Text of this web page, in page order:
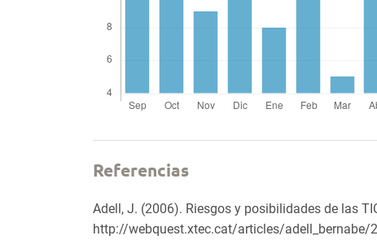
Referencias
Adell, J. (2006). Riesgos y posibilidades de las
http://webquest.xtec.cat/articles/